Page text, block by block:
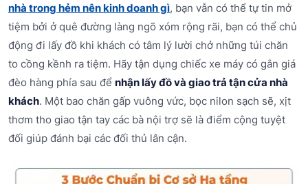
nhà trong hẻm nên kinh doanh gì, bạn vẫn có thể tự tin mở
tiệm bởi ở quê đường làng ngõ xóm rộng rãi, bạn có thể chủ
động đi lấy đồ khi khách có tâm lý lười chở những túi chăn
to cồng kềnh ra tiệm. Hãy tận dụng chiếc xe máy có gắn giá
đèo hàng phía sau để nhận lấy đồ và giao trả tận cửa nhà
khách. Một bao chăn gấp vuông vức, bọc nilon sạch sẽ, xịt
thơm tho giao tận tay các bà nội trợ sẽ là điểm cộng tuyệt
đối giúp đánh bại các đối thủ lân cận.